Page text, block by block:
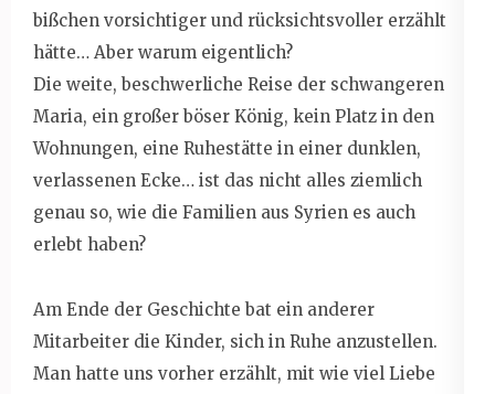
bißchen vorsichtiger und rücksichtsvoller erzählt
hätte… Aber warum eigentlich?
Die weite, beschwerliche Reise der schwangeren
Maria, ein großer böser König, kein Platz in den
Wohnungen, eine Ruhestätte in einer dunklen,
verlassenen Ecke… ist das nicht alles ziemlich
genau so, wie die Familien aus Syrien es auch
erlebt haben?
Am Ende der Geschichte bat ein anderer
Mitarbeiter die Kinder, sich in Ruhe anzustellen.
Man hatte uns vorher erzählt, mit wie viel Liebe